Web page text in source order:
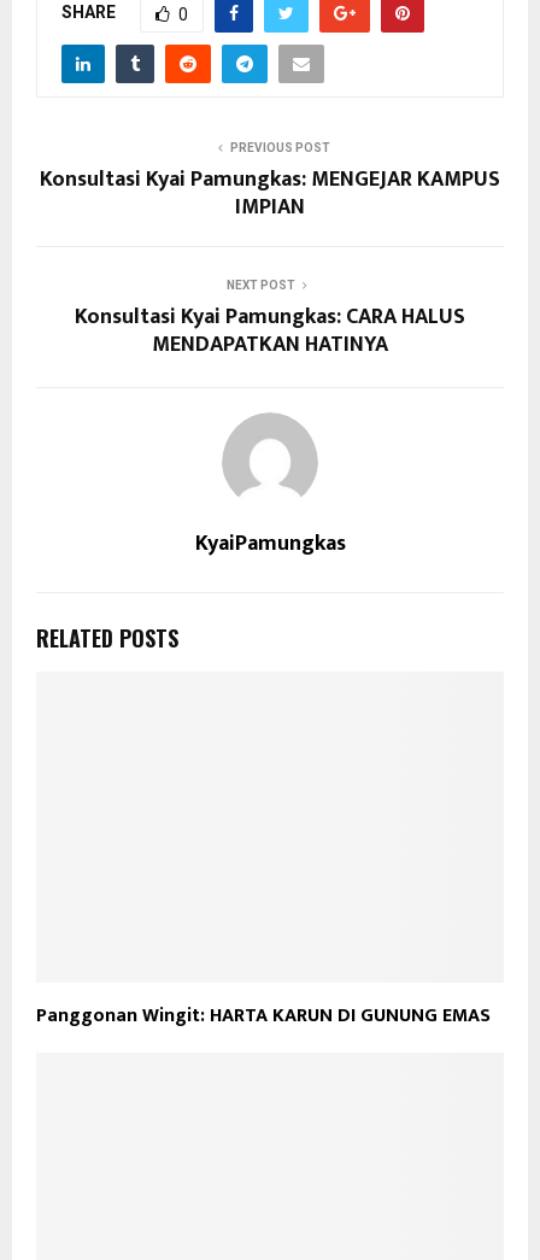
SHARE 0
PREVIOUS POST
Konsultasi Kyai Pamungkas: MENGEJAR KAMPUS
IMPIAN
NEXT POST
Konsultasi Kyai Pamungkas: CARA HALUS
MENDAPATKAN HATINYA
KyaiPamungkas
RELATED POSTS
Panggonan Wingit: HARTA KARUN DI GUNUNG EMAS